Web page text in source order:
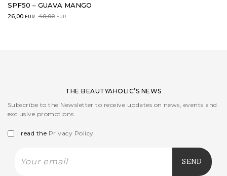
SPF50 – GUAVA MANGO
40,00 EUR
Original
26,00 EUR
Current
THE BEAUTYAHOLIC’S NEWS
Subscribe to the Newsletter to receive updates on news, events and
exclusive promotions
I read the Privacy Policy